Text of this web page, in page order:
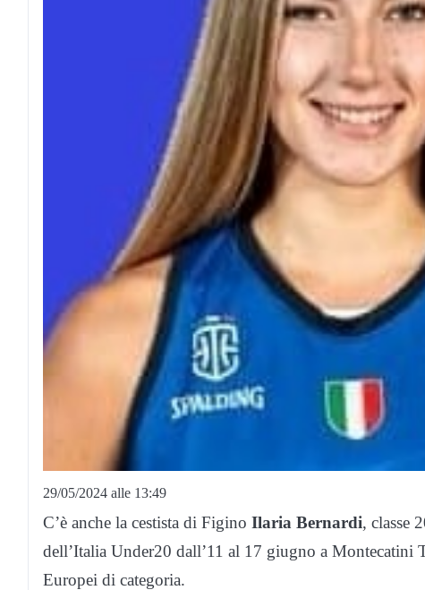
29/05/2024 alle 13:49
C’è anche la cestista di Figino Ilaria Bernardi, classe
dell’Italia Under20 dall’11 al 17 giugno a Montecatini
Europei di categoria.